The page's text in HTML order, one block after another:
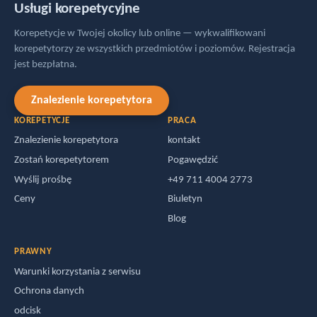
angielska, angielski, En… Kronberg im Taunus
(Austria)
20.07.2026
Korepetycje z matematyki, konstrukcji stalowych,
konstrukcji drewnianych, statystyki… Deutsch-
Wagram (A)
20.07.2026
Korepetycje z rachunkowości, zarządzania i
19.07.2026
Korepetycje z informatyki, IT, zarządzania systemami
IT, studiów biznesowych… Dieburg
19.07.2026
Korepetycje z języka angielskiego biznesowego,
angielskiego i niemieckiego dla A… Hanoweru
18.07.2026
Usługi korepetycyjne
Korepetycje w Twojej okolicy lub online — wykwalifikowani
korepetytorzy ze wszystkich przedmiotów i poziomów. Rejestracja
jest bezpłatna.
Znalezienie korepetytora
KOREPETYCJE
Znalezienie korepetytora
Zostań korepetytorem
Wyślij prośbę
Ceny
PRACA
kontakt
Pogawędzić
+49 711 4004 2773
Biuletyn
Blog
PRAWNY
Warunki korzystania z serwisu
Ochrona danych
odcisk